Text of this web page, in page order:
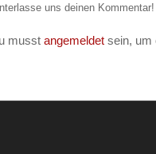
uns deinen Kommentar!
musst angemeldet sein, um